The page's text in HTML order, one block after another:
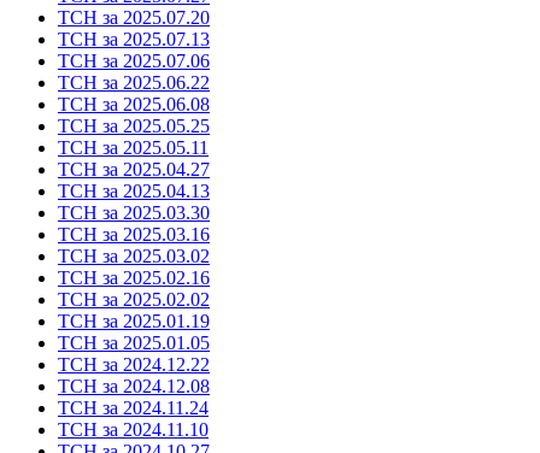
ТСН за 2025.07.20
ТСН за 2025.07.13
ТСН за 2025.07.06
ТСН за 2025.06.22
ТСН за 2025.06.08
ТСН за 2025.05.25
ТСН за 2025.05.11
ТСН за 2025.04.27
ТСН за 2025.04.13
ТСН за 2025.03.30
ТСН за 2025.03.16
ТСН за 2025.03.02
ТСН за 2025.02.16
ТСН за 2025.02.02
ТСН за 2025.01.19
ТСН за 2025.01.05
ТСН за 2024.12.22
ТСН за 2024.12.08
ТСН за 2024.11.24
ТСН за 2024.11.10